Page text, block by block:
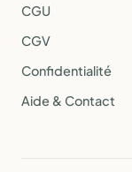
CGU
CGV
Confidentialité
Aide & Contact